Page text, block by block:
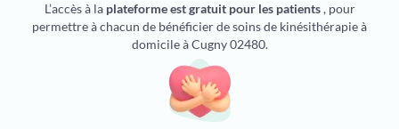
L’accès à la plateforme est gratuit pour les patients, pour
permettre à chacun de bénéficier de soins de kinésithérapie à
domicile à Cugny 02480.